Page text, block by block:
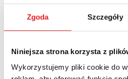
Zgoda Szczegóły
Niniejsza strona korzysta z
Wykorzystujemy pliki cookie do
Name: *
Email: *